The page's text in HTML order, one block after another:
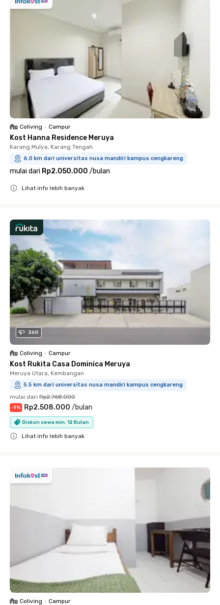
Coliving • Campur
Kost Hanna Residence Meruya
Karang Mulya, Karang Tengah
6.0 km dari universitas nusa mandiri kampus cengkareng
mulai dari Rp2.050.000 /bulan
Lihat info lebih banyak
360
Coliving • Campur
Kost Rukita Casa Dominica Meruya
Meruya Utara, Kembangan
5.5 km dari universitas nusa mandiri kampus cengkareng
mulai dari Rp2.768.000
-9% Rp2.508.000 /bulan
Diskon sewa min. 12 Bulan
Lihat info lebih banyak
Coliving • Campur